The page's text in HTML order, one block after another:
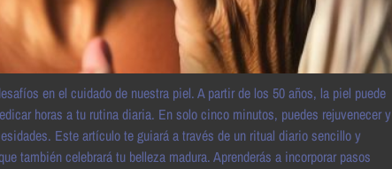
en el cuidado de nuestra piel. A partir de los 50 años, la piel puede
horas a tu rutina diaria. En solo cinco minutos, puedes rejuvenecer y
Este artículo te guiará a través de un ritual diario sencillo y
también celebrará tu belleza madura. Aprenderás a incorporar pasos